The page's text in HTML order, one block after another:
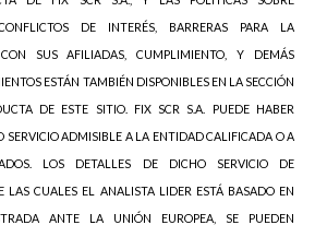
DE INTERÉS, BARRERAS PARA LA
SUS AFILIADAS, CUMPLIMIENTO, Y DEMÁS
ESTÁN TAMBIÉN DISPONIBLES EN LA SECCIÓN
DE ESTE SITIO. FIX SCR S.A. PUEDE HABER
SERVICIO ADMISIBLE A LA ENTIDAD CALIFICADA O A
LOS DETALLES DE DICHO SERVICIO DE
LAS CUALES EL ANALISTA LIDER ESTÁ BASADO EN
ANTE LA UNIÓN EUROPEA, SE PUEDEN